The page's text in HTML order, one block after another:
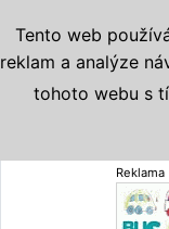
Reklama
Tento web
reklam a analýze
tohoto webu s